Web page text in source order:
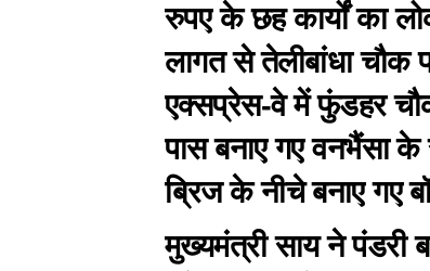
रुपए के छह कार्यों का
लागत से तेलीबांधा चौक
एक्सप्रेस-वे में फुंडहर
पास बनाए गए वनभैंसा के
ब्रिज के नीचे बनाए गए
मुख्यमंत्री साय ने